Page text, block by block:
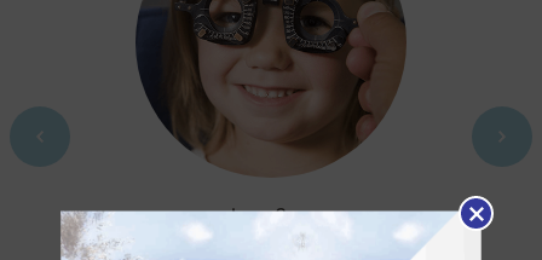
ᲗᲕᲐᲚᲘᲡ ᲒᲐᲛᲝᲙᲕᲚᲔᲕᲐ